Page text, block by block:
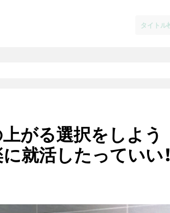
がる選択をしよう
就活したっていい！